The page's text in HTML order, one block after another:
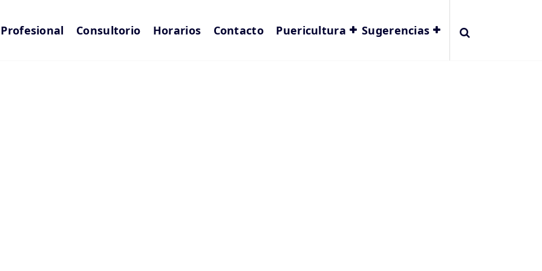
Consultorio Horarios Contacto Puericultura Sugerencias